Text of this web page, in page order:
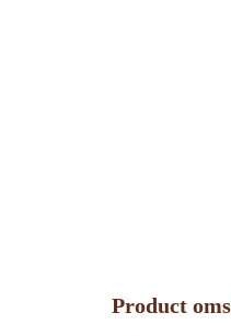
Product